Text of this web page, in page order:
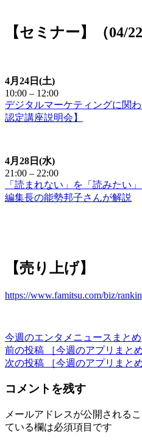
【セミナー】（04/
4月24日(土)
10:00 – 12:00
デジタルマーケティングに関
認定講座説明会】
4月28日(水)
21:00 – 22:00
「読まれない」を「読みたい
編集長の能勢邦子さんが解説
【売り上げ】
https://www.famitsu.com/biz/
カ
テ
ゴ
ー
今週のエンタメニュースまとめ
投
稿
ナ
ビ
ゲ
前
の
稿
前の投稿
［今週のアプリまと
次
投
次の投稿 ［今週のアプリまと
コメントを残す
メールアドレスが公開される
ている欄は必須項目です